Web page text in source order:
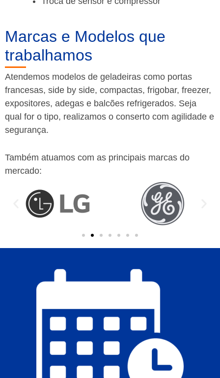
Marcas e Modelos que
trabalhamos
Atendemos modelos de geladeiras como portas
francesas, side by side, compactas, frigobar, freezer,
expositores, adegas e balcões refrigerados. Seja
qual for o tipo, realizamos o conserto com agilidade e
segurança.
Também atuamos com as principais marcas do
mercado: